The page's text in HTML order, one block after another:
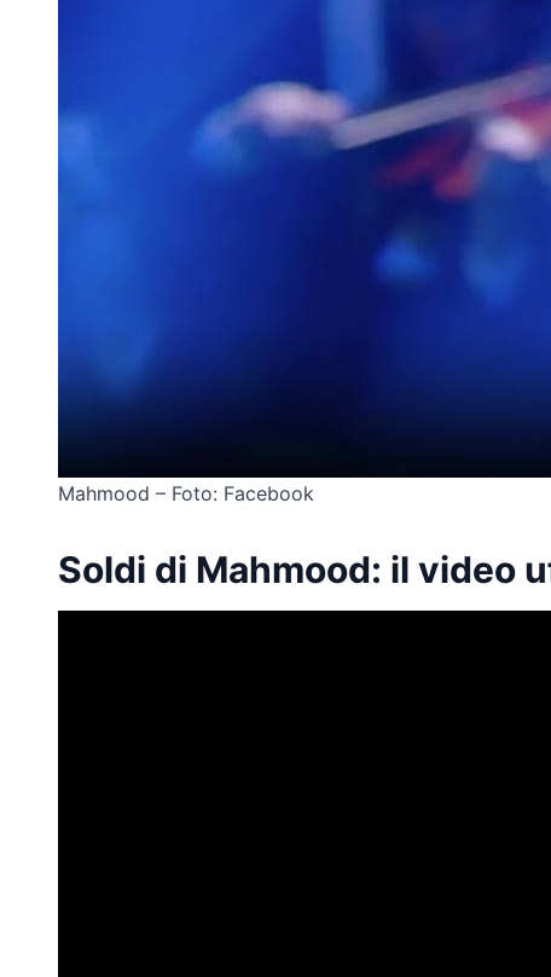
Mahmood – Foto: Facebook
Soldi di Mahmood: il video